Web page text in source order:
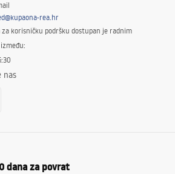
rea.hr
za korisničku podršku dostupan je radnim
nas
dana za povrat